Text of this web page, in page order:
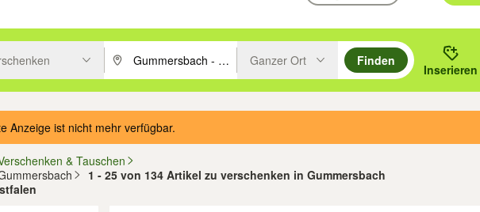
zu suchen, oder Vorschläge mit den Pfeiltasten nach oben/unten durchsuchen und mit
PLZ oder Ort eingeben. Eingabetaste drücken um zu suchen, oder
Ganzer Ort
Finden
Inserieren
Anzeige ist nicht mehr verfügbar.
& Tauschen
1 - 25 von 134 Artikel zu verschenken in Gummersbach